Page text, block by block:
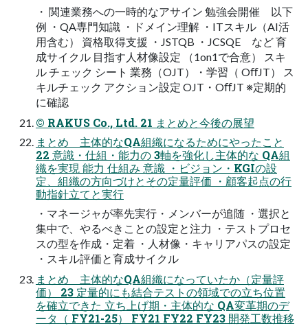
・ 関連業務への一時的なアサイン 勉強会開催 以下
例 ・QA専門知識 ・ドメイン理解 ・ITスキル（AI活
用含む） 資格取得支援 ・JSTQB ・JCSQE など 育
成サイクル 目指す人材像設定 （1on1で合意） スキ
ル チェック シート 業務（OJT）・学習（ OﬀJT） ス
キルチェック アクション設定 OJT・OﬀJT ※定期的
に確認
© RAKUS Co., Ltd. 21 まとめと今後の展望
まとめ 主体的なQA組織になるためにやったこと
22 意識・仕組・能力の 3軸を強化し主体的な QA組
織を実現 能力 仕組み 意識 ・ビジョン・KGIの設
定、組織の方向づけとその定量評価 ・顧客起点の行
動指針立てと実行
・マネージャが率先実行・メンバーが追随 ・選択と
集中で、やるべきことの設定と注力 ・テストプロセ
スの型を作成・定着 ・人材像・キャリアパスの設定
・スキル評価と育成サイクル
まとめ 主体的なQA組織になっていたか（定量評
価） 23 定量的にも結合テストの領域での立ち位置
を確立できた 立ち上げ期・主体的な QA変革期のデ
ータ（ FY21-25） FY21 FY22 FY23 開発工数推移